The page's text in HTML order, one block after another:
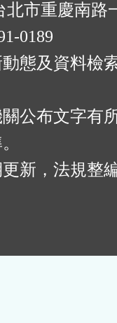
北市重慶南路
0189
態及資料檢
公布文字有
新，法規整